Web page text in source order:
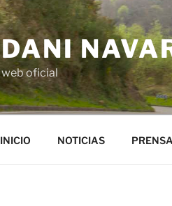
DANI
web oficial
INICIO NOTICIAS PRENSA